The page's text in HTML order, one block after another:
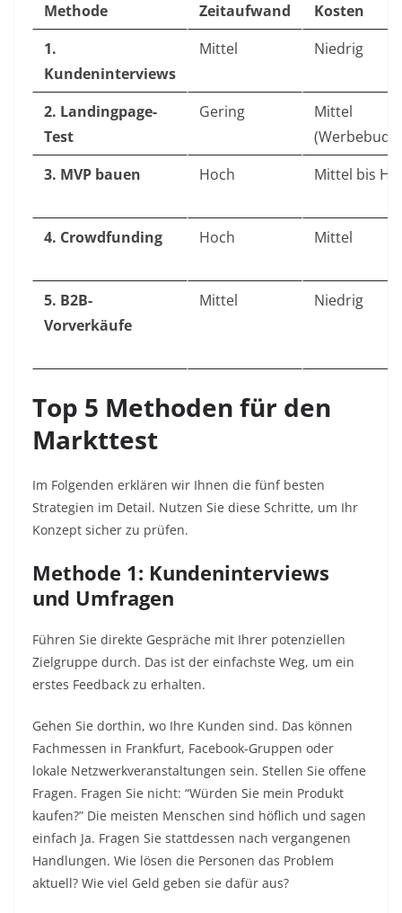
Methode Zeitaufwand
Kosten
1.
Kundeninterviews
Mittel Niedrig
2. Landingpage-
Test
Gering
Mittel
3. MVP bauen
Hoch Mittel bis
4. Crowdfunding Hoch Mittel
5. B2B-
Vorverkäufe
Mittel Niedrig
Top 5 Methoden für den
Markttest
Im Folgenden erklären wir Ihnen die fünf besten
Strategien im Detail. Nutzen Sie diese Schritte, um Ihr
Konzept sicher zu prüfen.
Methode 1: Kundeninterviews
und Umfragen
Führen Sie direkte Gespräche mit Ihrer potenziellen
Zielgruppe durch. Das ist der einfachste Weg, um ein
erstes Feedback zu erhalten.
Gehen Sie dorthin, wo Ihre Kunden sind. Das können
Fachmessen in Frankfurt, Facebook-Gruppen oder
lokale Netzwerkveranstaltungen sein. Stellen Sie offene
Fragen. Fragen Sie nicht: “Würden Sie mein Produkt
kaufen?” Die meisten Menschen sind höflich und sagen
einfach Ja. Fragen Sie stattdessen nach vergangenen
Handlungen. Wie lösen die Personen das Problem
aktuell? Wie viel Geld geben sie dafür aus?